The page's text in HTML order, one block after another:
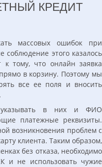
КРЕДИТ
массовых ошибок при
соблюдение этого казалось
тому, что онлайн заявка
в корзину. Поэтому мы
все ее поля и вносить
указывать в них и ФИО
платежные реквизиты.
возникновения проблем с
клиента. Таким образом,
без отказа, необходимо
и не использовать чужие